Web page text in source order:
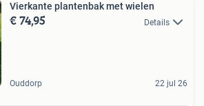
Vierkante plantenbak met wielen
€ 74,95 Details
Ouddorp 22 jul 26